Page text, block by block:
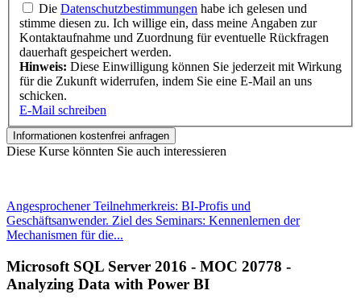
Die Datenschutzbestimmungen habe ich gelesen und
stimme diesen zu. Ich willige ein, dass meine Angaben zur
Kontaktaufnahme und Zuordnung für eventuelle Rückfragen
dauerhaft gespeichert werden.
Hinweis: Diese Einwilligung können Sie jederzeit mit Wirkung
für die Zukunft widerrufen, indem Sie eine E-Mail an uns
schicken.
E-Mail schreiben
Informationen kostenfrei anfragen
Diese Kurse könnten Sie auch interessieren
Angesprochener Teilnehmerkreis: BI-Profis und
Geschäftsanwender. Ziel des Seminars: Kennenlernen der
Mechanismen für die...
Microsoft SQL Server 2016 - MOC 20778 -
Analyzing Data with Power BI